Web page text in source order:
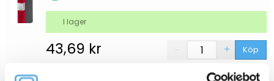
43,69 kr Köp
I lager
Gaffelpärm AO Premium FSC grå A4 60mm